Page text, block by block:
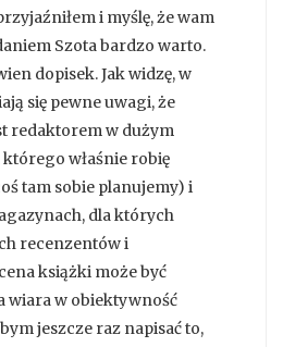
i myślę, że wam
Szota bardzo warto.
dopisek. Jak widzę, w
się pewne uwagi, że
redaktorem w dużym
właśnie robię
tam sobie planujemy) i
dla których
recenzentów i
książki może być
wiara w obiektywność
jeszcze raz napisać to,